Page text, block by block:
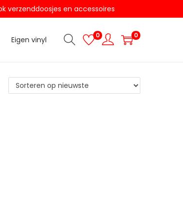
verzenddoosjes en accessoires
Eigen vinyl 0 0